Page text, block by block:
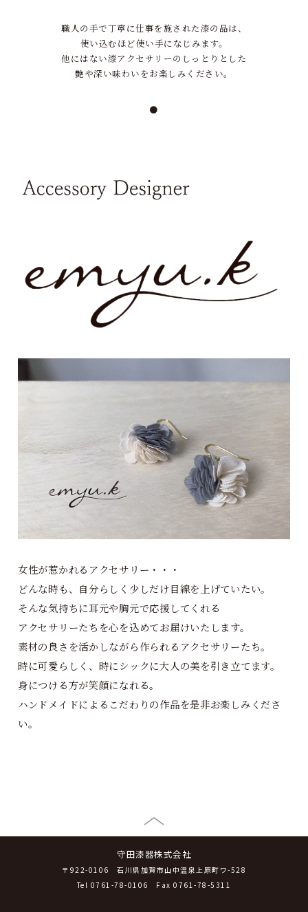
職人の手で丁寧に仕事を施された漆の品は、
使い込むほど使い手になじみます。
他にはない漆アクセサリーのしっとりとした
艶や深い味わいをお楽しみください。
女性が惹かれるアクセサリー・・・
どんな時も、自分らしく少しだけ目線を上げていたい。
そんな気持ちに耳元や胸元で応援してくれる
アクセサリーたちを心を込めてお届けいたします。
素材の良さを活かしながら作られるアクセサリーたち。
時に可愛らしく、時にシックに大人の美を引き立てます。
身につける方が笑顔になれる。
ハンドメイドによるこだわりの作品を是非お楽しみくださ
い。
守田漆器株式会社
〒922-0106 石川県加賀市山中温泉上原町ワ-528
Tel 0761-78-0106 Fax 0761-78-5311